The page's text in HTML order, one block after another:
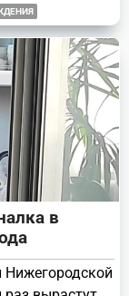
в
Нижегородской